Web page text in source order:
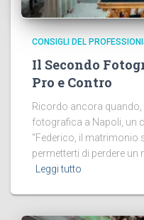
CONSIGLI DEL
Il Secondo
Pro e Contro
Ricordo ancora quando,
fotografica a Napoli, un
“Federico, il matrimonio
permetterti di perdere
Leggi tutto